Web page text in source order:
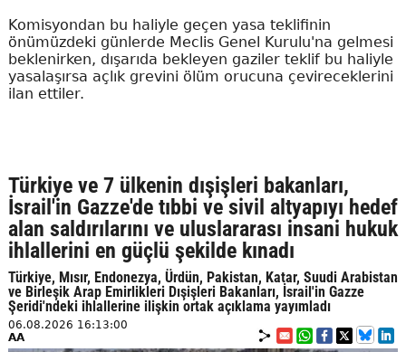
Komisyondan bu haliyle geçen yasa teklifinin
önümüzdeki günlerde Meclis Genel Kurulu'na gelmesi
beklenirken, dışarıda bekleyen gaziler teklif bu haliyle
yasalaşırsa açlık grevini ölüm orucuna çevireceklerini
ilan ettiler.
Türkiye ve 7 ülkenin dışişleri bakanları,
İsrail'in Gazze'de tıbbi ve sivil altyapıyı hedef
alan saldırılarını ve uluslararası insani hukuk
ihlallerini en güçlü şekilde kınadı
Türkiye, Mısır, Endonezya, Ürdün, Pakistan, Katar, Suudi Arabistan
ve Birleşik Arap Emirlikleri Dışişleri Bakanları, İsrail'in Gazze
Şeridi'ndeki ihlallerine ilişkin ortak açıklama yayımladı
06.08.2026 16:13:00
AA